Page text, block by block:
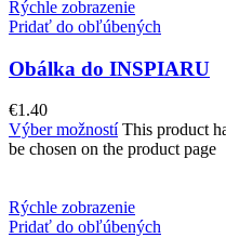
Rýchle zobrazenie
Pridať do obľúbených
Obálka do INSPIARU
€1.40
Výber možností This product
be chosen on the product page
Rýchle zobrazenie
Pridať do obľúbených